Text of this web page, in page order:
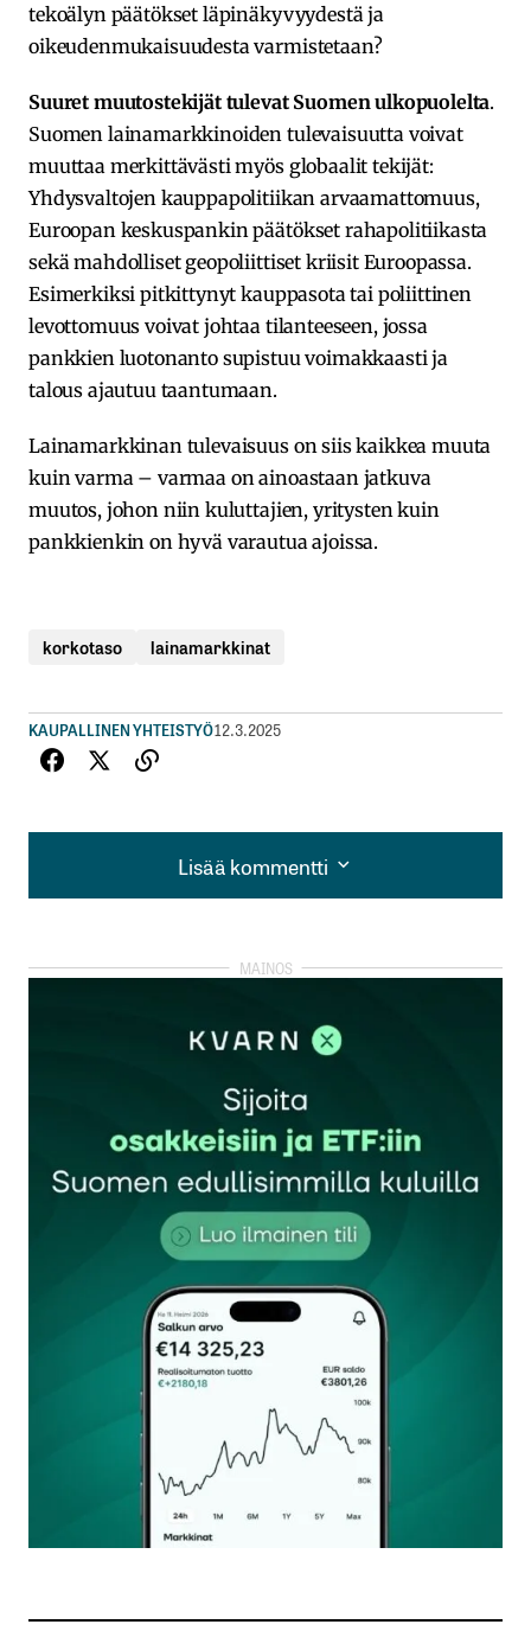
tekoälyn päätökset läpinäkyvyydestä ja
oikeudenmukaisuudesta varmistetaan?
Suuret muutostekijät tulevat Suomen ulkopuolelta.
Suomen lainamarkkinoiden tulevaisuutta voivat
muuttaa merkittävästi myös globaalit tekijät:
Yhdysvaltojen kauppapolitiikan arvaamattomuus,
Euroopan keskuspankin päätökset rahapolitiikasta
sekä mahdolliset geopoliittiset kriisit Euroopassa.
Esimerkiksi pitkittynyt kauppasota tai poliittinen
levottomuus voivat johtaa tilanteeseen, jossa
pankkien luotonanto supistuu voimakkaasti ja
talous ajautuu taantumaan.
Lainamarkkinan tulevaisuus on siis kaikkea muuta
kuin varma – varmaa on ainoastaan jatkuva
muutos, johon niin kuluttajien, yritysten kuin
pankkienkin on hyvä varautua ajoissa.
korkotaso lainamarkkinat
KAUPALLINEN YHTEISTYÖ12.3.2025
Lisää kommentti
Lisää kommentti
kirjautua
rekisteröityä
Sähköpostiosoitettasi ei julkaista.Pakolliset
kentät on merkitty*
Kommentti*
Nimesi tai nimimerkkisi
Sähköpostiosoitteesi
Tilaa SalkunRakentajan uutiskirje